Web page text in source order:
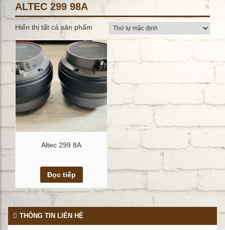
ALTEC 299 98A
Hiển thị tất cả sản phẩm
Xem chi tiết
Altec 299 8A
Đọc tiếp
THÔNG TIN LIÊN HỆ